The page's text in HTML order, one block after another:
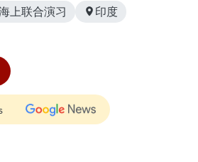
上联合演习
印度